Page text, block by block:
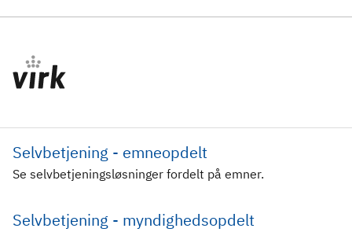
Selvbetjening - emneopdelt
Se selvbetjeningsløsninger fordelt på emner.
Selvbetjening - myndighedsopdelt